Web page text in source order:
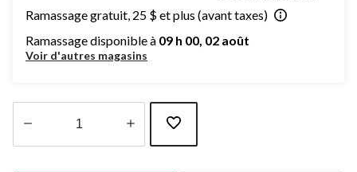
Ramassage gratuit, 25 $ et plus (avant taxes)
Ramassage disponible à 09 h 00, 02 août
Voir d'autres magasins